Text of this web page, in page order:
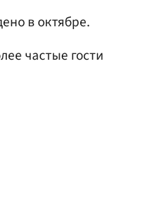
в октябре.
частые гости